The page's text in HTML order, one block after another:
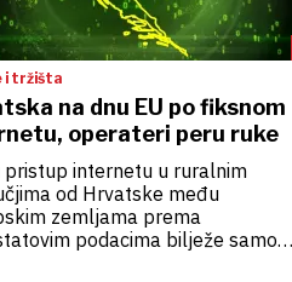
i tržišta
na dnu EU po fiksnom
operateri peru ruke
pristup internetu u ruralnim
od Hrvatske među
zemljama prema
podacima bilježe samo